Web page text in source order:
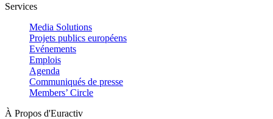
Services
Media Solutions
Projets publics européens
Evénements
Emplois
Agenda
Communiqués de presse
Members’ Circle
À Propos d'Euractiv